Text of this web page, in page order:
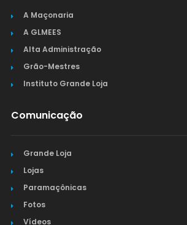
A Maçonaria
A GLMEES
Alta Administração
Grão-Mestres
Instituto Grande Loja
Comunicação
Grande Loja
Lojas
Paramaçônicas
Fotos
Vídeos